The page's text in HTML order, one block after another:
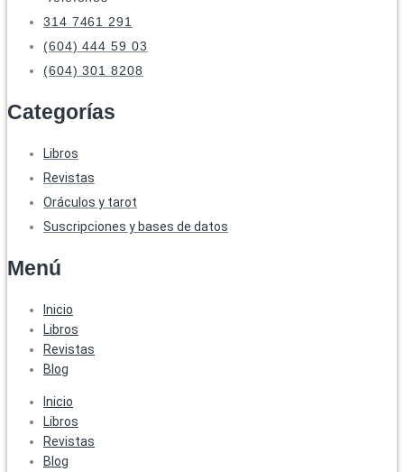
314 7461 291
(604) 444 59 03
(604) 301 8208
Categorías
Libros
Revistas
Oráculos y tarot
Suscripciones y bases de datos
Menú
Inicio
Libros
Revistas
Blog
Inicio
Libros
Revistas
Blog